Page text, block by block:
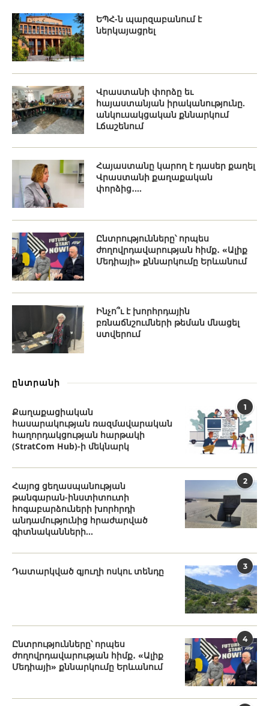
ԵՊՀ-ն պարզաբանում է
ներկայացրել
Վրաստանի փորձը եւ
հայաստանյան իրականությունը.
անկուսակցական քննարկում
Լճաշենում
Հայաստանը կարող է դասեր քաղել
Վրաստանի քաղաքական
փորձից․...
Ընտրությունները՝ որպես
ժողովրդավարության հիմք․ «Ալիք
Մեդիայի» քննարկումը Երևանում
Ինչո՞ւ է խորհրդային
բռնաճնշումների թեման մնացել
ստվերում
ընտրանի
1
Քաղաքացիական
հասարակության ռազմավարական
հաղորդակցության հարթակի
(StratCom Hub)-ի մեկնարկ
2
Հայոց ցեղասպանության
թանգարան-ինստիտուտի
հոգաբարձուների խորհրդի
անդամությունից հրաժարված
գիտնականների...
3
Դատարկված գյուղի ոսկու տենդը
4
Ընտրությունները՝ որպես
ժողովրդավարության հիմք․ «Ալիք
Մեդիայի» քննարկումը Երևանում